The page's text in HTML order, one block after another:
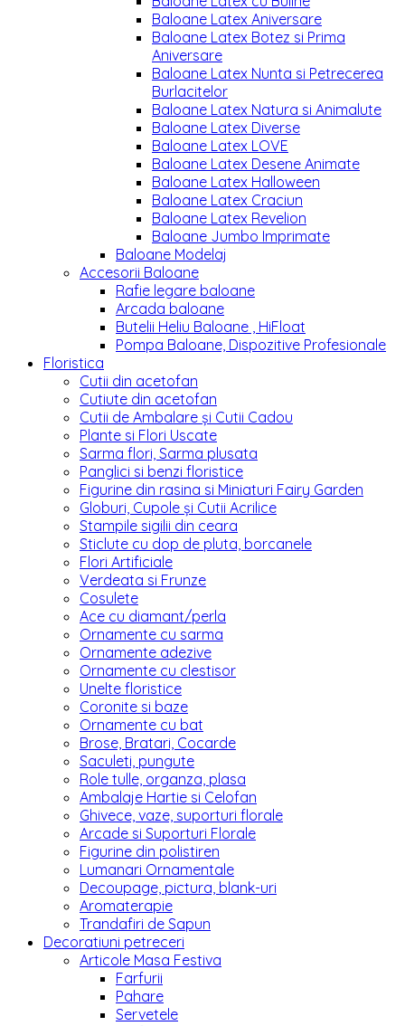
Baloane Latex Aniversare
Baloane Latex Botez si Prima
Aniversare
Baloane Latex Nunta si Petrecerea
Burlacitelor
Baloane Latex Natura si Animalute
Baloane Latex Diverse
Baloane Latex LOVE
Baloane Latex Desene Animate
Baloane Latex Halloween
Baloane Latex Craciun
Baloane Latex Revelion
Baloane Jumbo Imprimate
Baloane Modelaj
Accesorii Baloane
Rafie legare baloane
Arcada baloane
Butelii Heliu Baloane , HiFloat
Pompa Baloane, Dispozitive Profesionale
Floristica
Cutii din acetofan
Cutiute din acetofan
Cutii de Ambalare și Cutii Cadou
Plante si Flori Uscate
Sarma flori, Sarma plusata
Panglici si benzi floristice
Figurine din rasina si Miniaturi Fairy Garden
Globuri, Cupole și Cutii Acrilice
Stampile sigilii din ceara
Sticlute cu dop de pluta, borcanele
Flori Artificiale
Verdeata si Frunze
Cosulete
Ace cu diamant/perla
Ornamente cu sarma
Ornamente adezive
Ornamente cu clestisor
Unelte floristice
Coronite si baze
Ornamente cu bat
Brose, Bratari, Cocarde
Saculeti, pungute
Role tulle, organza, plasa
Ambalaje Hartie si Celofan
Ghivece, vaze, suporturi florale
Arcade si Suporturi Florale
Figurine din polistiren
Lumanari Ornamentale
Decoupage, pictura, blank-uri
Aromaterapie
Trandafiri de Sapun
Decoratiuni petreceri
Articole Masa Festiva
Farfurii
Pahare
Servetele